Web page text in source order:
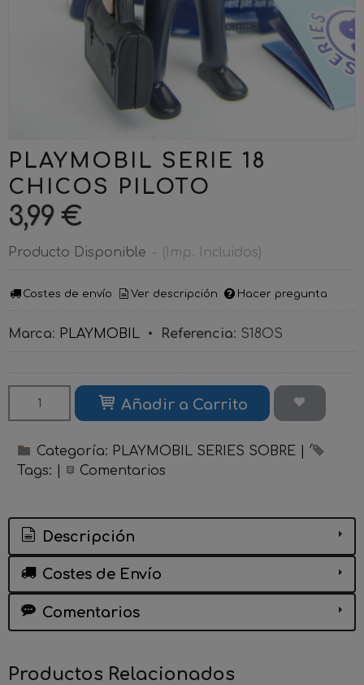
PLAYMOBIL SERIE 18
CHICOS PILOTO
3,99 €
Producto Disponible - (Imp. Incluidos)
Costes de envío Ver descripción Hacer pregunta
Marca: PLAYMOBIL • Referencia: S18OS
Añadir a Carrito
Categoría: PLAYMOBIL SERIES SOBRE
Tags:
Comentarios
Descripción
Costes de Envío
Comentarios
Productos Relacionados